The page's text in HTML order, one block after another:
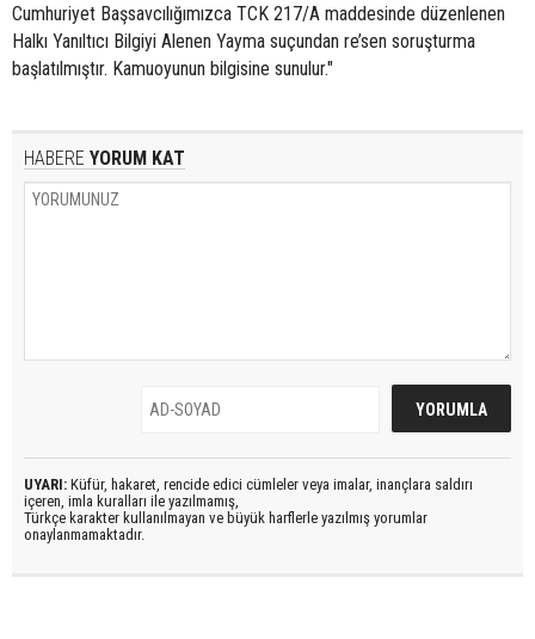
Cumhuriyet Başsavcılığımızca TCK 217/A maddesinde düzenlenen
Halkı Yanıltıcı Bilgiyi Alenen Yayma suçundan re’sen soruşturma
başlatılmıştır. Kamuoyunun bilgisine sunulur."
HABERE YORUM KAT
UYARI: Küfür, hakaret, rencide edici cümleler veya imalar, inançlara saldırı
içeren, imla kuralları ile yazılmamış,
Türkçe karakter kullanılmayan ve büyük harflerle yazılmış yorumlar
onaylanmamaktadır.